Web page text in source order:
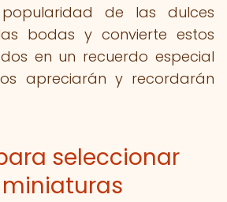
de las dulces
bodas y convierte estos
en un recuerdo especial
apreciarán y recordarán
seleccionar